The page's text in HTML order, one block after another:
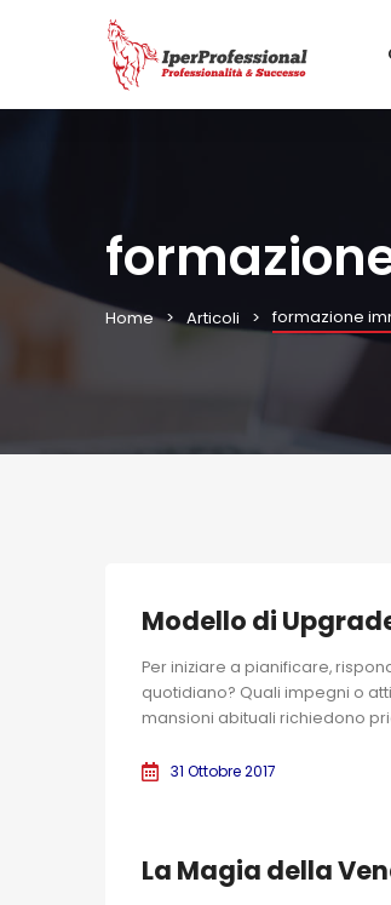
Home Articoli formazione
Modello di
Per iniziare a pianificare,
quotidiano? Quali impegni o
mansioni abituali richiedono
31 Ottobre 2017
La Magia della